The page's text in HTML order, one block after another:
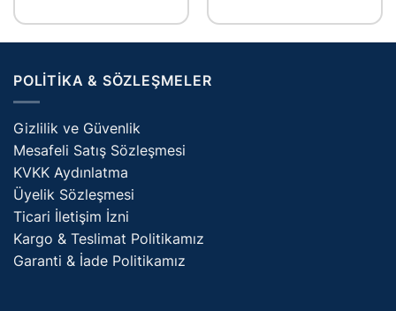
POLITIKA & SÖZLEŞMELER
Gizlilik ve Güvenlik
Mesafeli Satış Sözleşmesi
KVKK Aydınlatma
Üyelik Sözleşmesi
Ticari İletişim İzni
Kargo & Teslimat Politikamız
Garanti & İade Politikamız